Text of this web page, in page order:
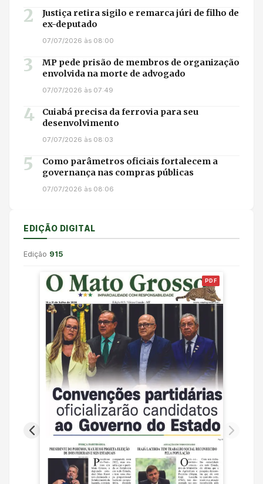
2
Justiça retira sigilo e remarca júri de filho de
ex-deputado
07/07/2026 às 08:00
3
MP pede prisão de membros de organização
envolvida na morte de advogado
07/07/2026 às 07:49
4
Cuiabá precisa da ferrovia para seu
desenvolvimento
07/07/2026 às 08:03
5
Como parâmetros oficiais fortalecem a
governança nas compras públicas
07/07/2026 às 08:06
EDIÇÃO DIGITAL
Edição 915
PDF